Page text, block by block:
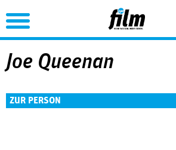
Jump to Navigation
Joe Queenan
ZUR PERSON